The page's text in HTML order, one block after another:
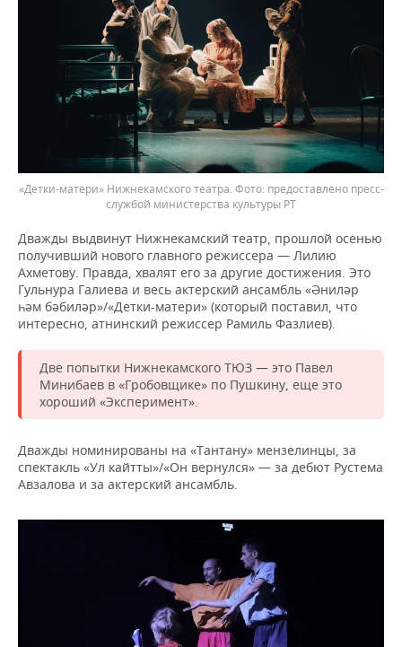
«Детки-матери» Нижнекамского театра.
предоставлено пресс-
службой министерства культуры РТ
Дважды выдвинут Нижнекамский театр, прошлой осенью
получивший нового главного режиссера — Лилию
Ахметову. Правда, хвалят его за другие достижения. Это
Гульнура Галиева и весь актерский ансамбль «Әниләр
һәм бәбиләр»/«Детки-матери» (который поставил, что
интересно, атнинский режиссер Рамиль Фазлиев).
Две попытки Нижнекамского ТЮЗ — это Павел
Минибаев в «Гробовщике» по Пушкину, еще это
хороший «Эксперимент».
Дважды номинированы на «Тантану» мензелинцы, за
спектакль «Ул кайтты»/«Он вернулся» — за дебют Рустема
Авзалова и за актерский ансамбль.